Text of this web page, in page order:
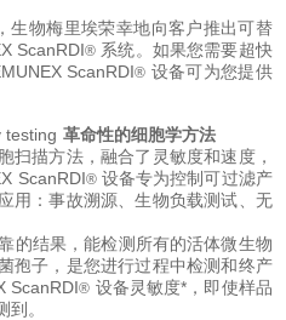
生物梅里埃荣幸地向客户推出可替
ScanRDI® 系统。如果您需要超快
ScanRDI® 设备可为您提供
革命性的细胞学方法
扫描方法，融合了灵敏度和速度，
ScanRDI®设备专为控制可过滤产
用：事故溯源、生物负载测试、无
的结果，能检测所有的活体微生物
孢子，是您进行过程中检测和终产
ScanRDI® 设备灵敏度*，即使样品
。